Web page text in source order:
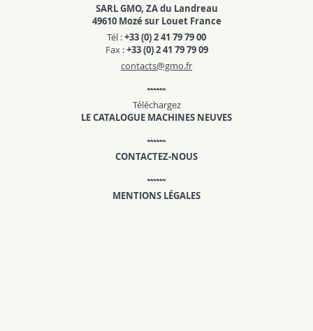
SARL GMO, ZA du Landreau
49610 Mozé sur Louet France
Tél :+33 (0) 2 41 79 79 00
Fax :+33 (0) 2 41 79 79 09
contacts@gmo.fr
Téléchargez
LE CATALOGUE MACHINES NEUVES
CONTACTEZ-NOUS
MENTIONS LÉGALES